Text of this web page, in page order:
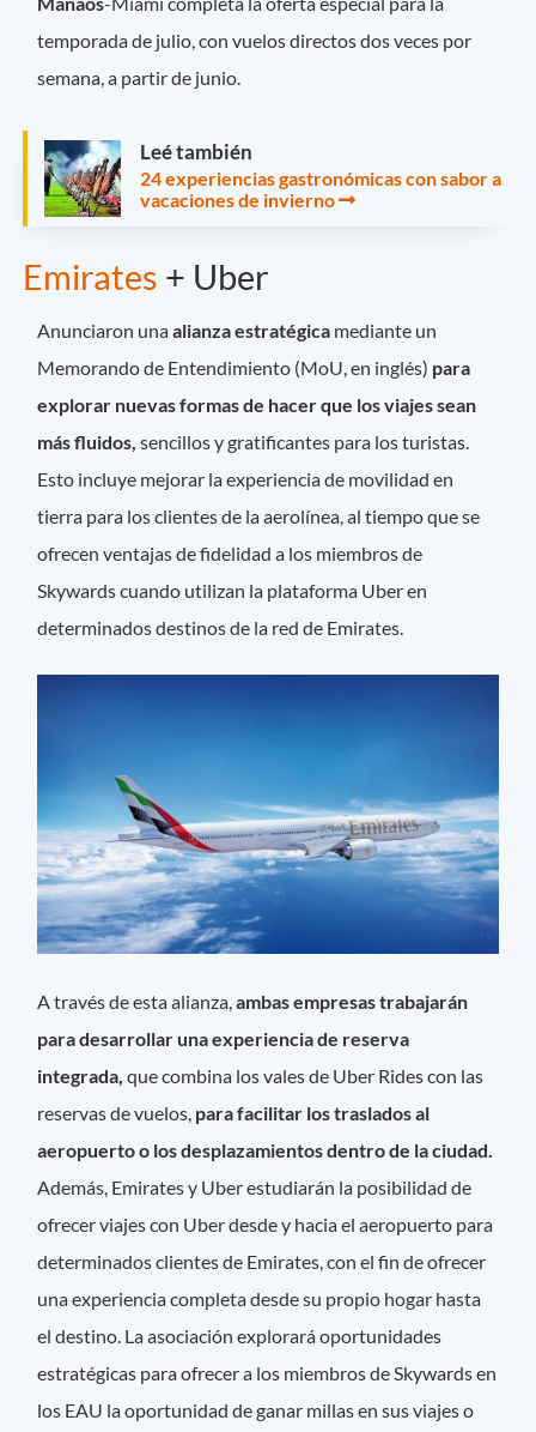
temporada de julio, con vuelos directos dos veces por
semana, a partir de junio.
Leé también
24 experiencias gastronómicas con sabor a
vacaciones de invierno
Emirates + Uber
Anunciaron unaalianza estratégica mediante un
Memorando de Entendimiento (MoU, en inglés) para
explorar nuevas formas de hacer que los viajes sean
más fluidos, sencillos y gratificantes para los turistas.
Esto incluye mejorar la experiencia de movilidad en
tierra para los clientes de la aerolínea, al tiempo que se
ofrecen ventajas de fidelidad a los miembros de
Skywards cuando utilizan la plataforma Uber en
determinados destinos de la red de Emirates.
A través de esta alianza,ambas empresas trabajarán
para desarrollar una experiencia de reserva
integrada, que combina los vales de Uber Rides con las
reservas de vuelos, para facilitar los traslados al
aeropuerto o los desplazamientos dentro de la ciudad.
Además, Emirates y Uber estudiarán la posibilidad de
ofrecer viajes con Uber desde y hacia el aeropuerto para
determinados clientes de Emirates, con el fin de ofrecer
una experiencia completa desde su propio hogar hasta
el destino. La asociación explorará oportunidades
estratégicas para ofrecer a los miembros de Skywards en
los EAU la oportunidad de ganar millas en sus viajes o